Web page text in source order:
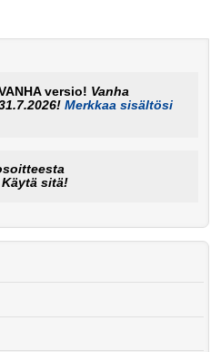
versio! Vanha
Merkkaa sisältösi
Käytä sitä!